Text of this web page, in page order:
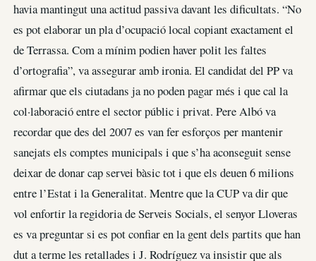
havia mantingut una actitud passiva davant les dificultats. “No
es pot elaborar un pla d’ocupació local copiant exactament el
de Terrassa. Com a mínim podien haver polit les faltes
d’ortografia”, va assegurar amb ironia. El candidat del PP va
afirmar que els ciutadans ja no poden pagar més i que cal la
col·laboració entre el sector públic i privat. Pere Albó va
recordar que des del 2007 es van fer esforços per mantenir
sanejats els comptes municipals i que s’ha aconseguit sense
deixar de donar cap servei bàsic tot i que els deuen 6 milions
entre l’Estat i la Generalitat. Mentre que la CUP va dir que
vol enfortir la regidoria de Serveis Socials, el senyor Lloveras
es va preguntar si es pot confiar en la gent dels partits que han
dut a terme les retallades i J. Rodríguez va insistir que als